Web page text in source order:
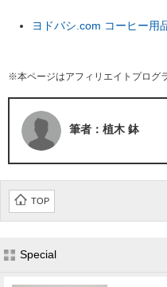
ヨドバシ.com コーヒー用
※本ページはアフィリエイトプログ
筆者：植木 鉢
TOP
Special